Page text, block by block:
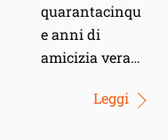
quarantacinqu
e anni di
amicizia vera…
Leggi